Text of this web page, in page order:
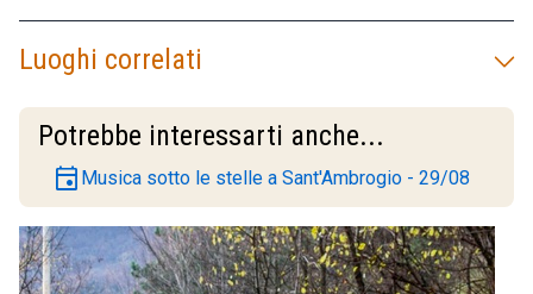
Luoghi correlati
Potrebbe interessarti anche...
event Musica sotto le stelle a Sant'Ambrogio - 29/08